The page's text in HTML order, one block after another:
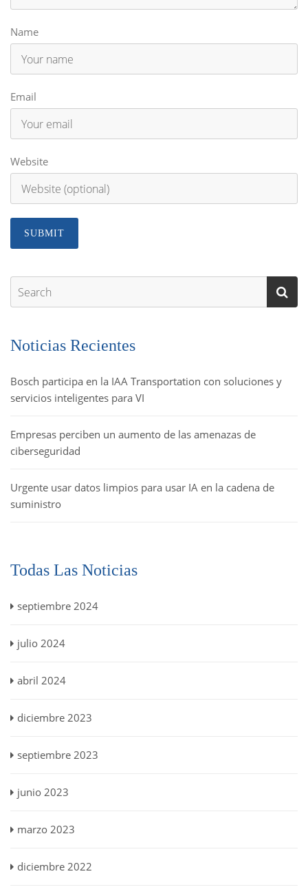
Name
Email
Website
Noticias Recientes
Bosch participa en la IAA Transportation con soluciones y
servicios inteligentes para VI
Empresas perciben un aumento de las amenazas de
ciberseguridad
Urgente usar datos limpios para usar IA en la cadena de
suministro
Todas Las Noticias
septiembre 2024
julio 2024
abril 2024
diciembre 2023
septiembre 2023
junio 2023
marzo 2023
diciembre 2022